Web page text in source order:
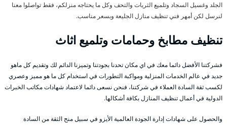
الجلد وغسيل السجاد وتلميع الثريات والتحف وكل ما يحتاجه منزلكم، فقط تواصلوا معنا
لنرسل لكن أمهر فني تنظيف منازل الجليعة وبسعر مناسب.
تنظيف مطابخ وحمامات وتلميع اثاث
فشركتنا الأفضل دائما معك في اي مكان تحدنا بجودتنا وتميزنا الدائم لك وتقديم كل ماهو
جديد في عالم الخدمات المنزلية ومواكبة التطورات في استخدام كل ما هو مميز وعصري
لكسب ثقة السادة العملاء في شركتنا، فنحن نسعى دائما لاعتماد شهادات مكاتب الخبرات
الدولية في أعمال تنظيف المنازل بكافة أشكالها.
والحصول على شهادات إدارة الجودة العالمية الأيزو في سبيل منح الثقة من السادة